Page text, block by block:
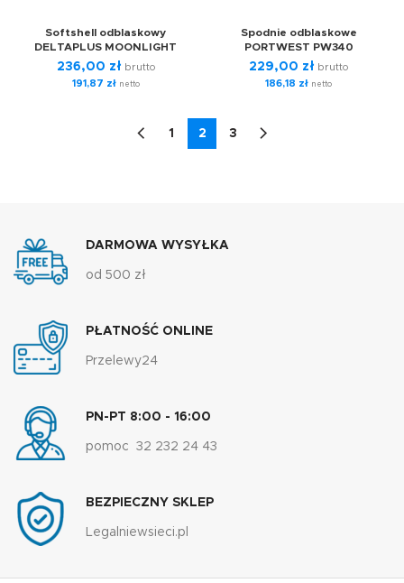
Softshell odblaskowy
DELTAPLUS MOONLIGHT
236,00 zł brutto
191,87 złnetto
Spodnie odblaskowe
PORTWEST PW340
229,00 zł brutto
186,18 zł netto
1 2 3
DARMOWA WYSYŁKA
od 500 zł
PŁATNOŚĆ ONLINE
Przelewy24
PN-PT 8:00 - 16:00
pomoc 32 232 24 43
BEZPIECZNY SKLEP
Legalniewsieci.pl